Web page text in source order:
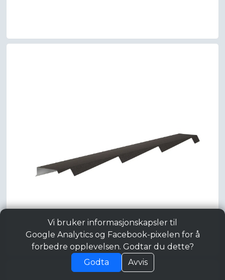
Vi bruker informasjonskapsler til
Google Analytics og Facebook-pixelen for å
forbedre opplevelsen. Godtar du dette?
Godta
Avvis